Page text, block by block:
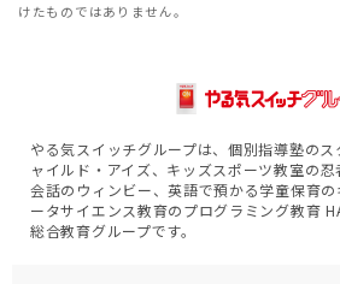
けたものではありません。
やる気スイッチグループは、個別指導塾の
ャイルド・アイズ、キッズスポーツ教室の
会話のウィンビー、英語で預かる学童保育の
ータサイエンス教育のプログラミング教育
総合教育グループです。